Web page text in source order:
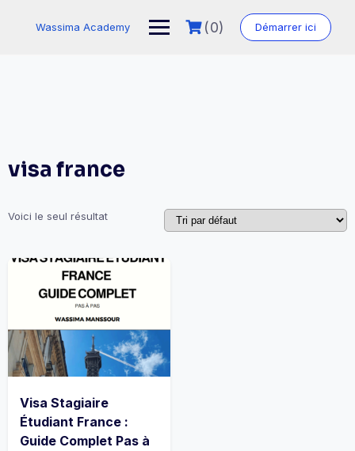
Wassima Academy (0) Démarrer ici
visa france
Voici le seul résultat
Visa Stagiaire
Étudiant France :
Guide Complet Pas à